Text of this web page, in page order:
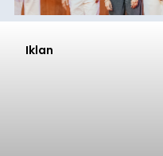
Iklan